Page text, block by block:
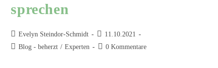
sprechen
Evelyn Steindor-Schmidt
11.10.2021
Blog - beherzt / Experten 0 Kommentare